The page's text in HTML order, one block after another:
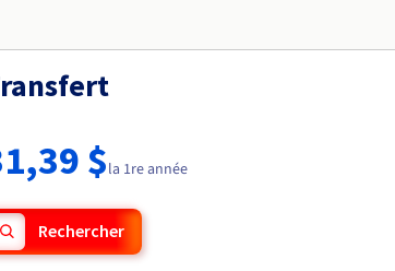
$la 1re année
Rechercher